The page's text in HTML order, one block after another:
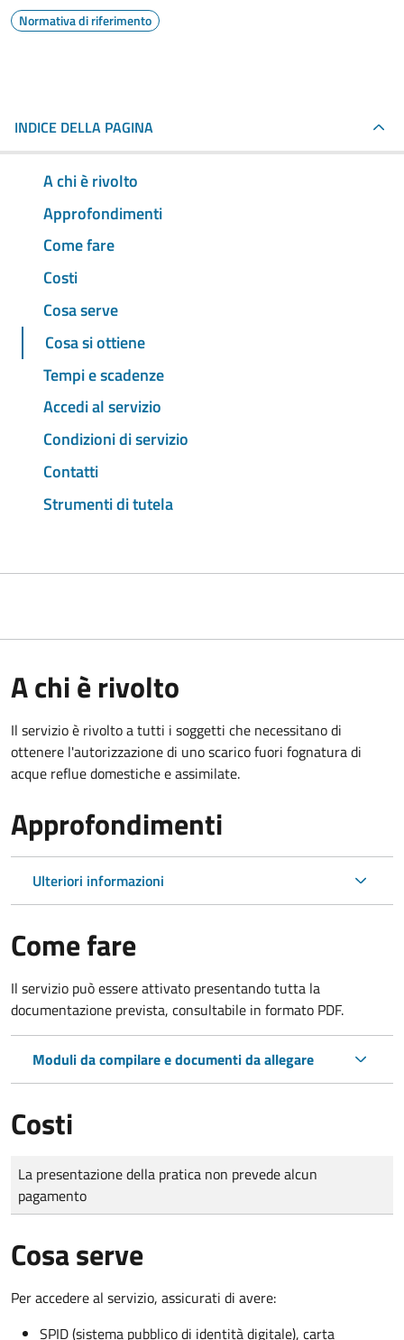
Normativa di riferimento
INDICE DELLA PAGINA
A chi è rivolto
Approfondimenti
Come fare
Costi
Cosa serve
Cosa si ottiene
Tempi e scadenze
Accedi al servizio
Condizioni di servizio
Contatti
Strumenti di tutela
A chi è rivolto
Il servizio è rivolto a tutti i soggetti che necessitano di
ottenere l'autorizzazione di uno scarico fuori fognatura di
acque reflue domestiche e assimilate.
Approfondimenti
Ulteriori informazioni
Come fare
Il servizio può essere attivato presentando tutta la
documentazione prevista, consultabile in formato PDF.
Moduli da compilare e documenti da allegare
Costi
Tipo di pagamento
Importo
La presentazione della pratica non prevede alcun
pagamento
Cosa serve
Per accedere al servizio, assicurati di avere:
SPID (sistema pubblico di identità digitale), carta